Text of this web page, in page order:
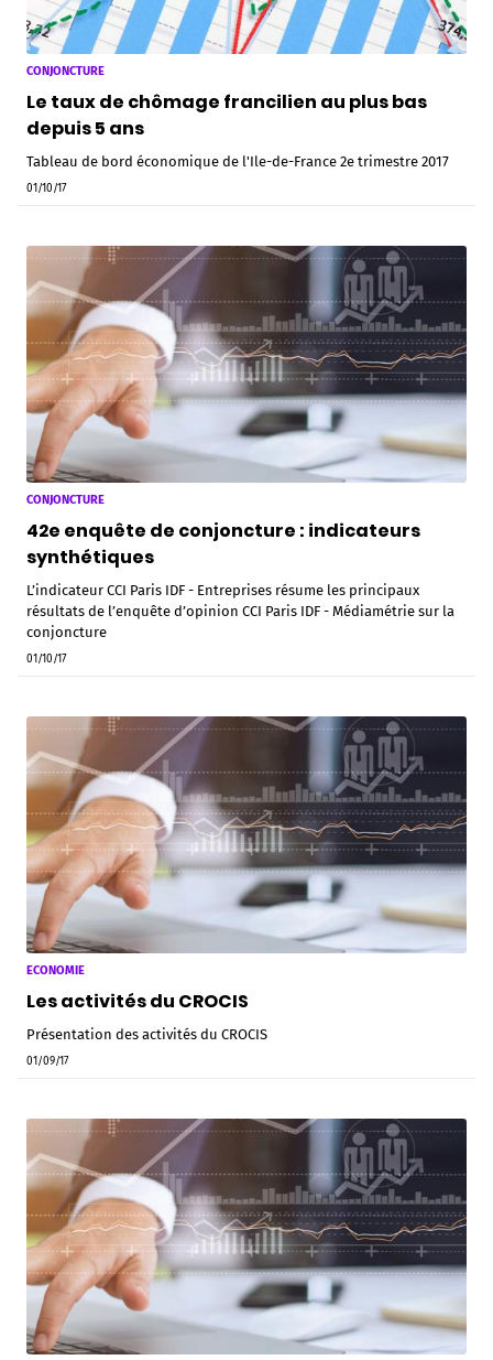
CONJONCTURE
Le taux de chômage francilien au plus bas
depuis 5 ans
Tableau de bord économique de l'Ile-de-France 2e trimestre 2017
01/10/17
CONJONCTURE
42e enquête de conjoncture : indicateurs
synthétiques
L’indicateur CCI Paris IDF - Entreprises résume les principaux
résultats de l’enquête d’opinion CCI Paris IDF - Médiamétrie sur la
conjoncture
01/10/17
ECONOMIE
Les activités du CROCIS
Présentation des activités du CROCIS
01/09/17